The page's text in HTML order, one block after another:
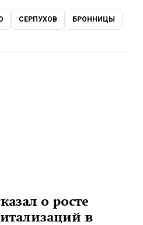
СЕРПУХОВ БРОННИЦЫ
о росте
в